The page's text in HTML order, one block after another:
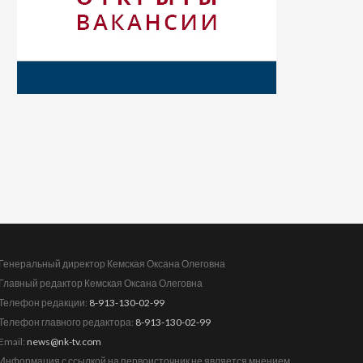
директор Кемская Оксана Олеговна
редактор Кемская Оксана Олеговна
редакции: 8-913-130-02-99
главного редактора: 8-913-130-02-99
news@nk-tv.com